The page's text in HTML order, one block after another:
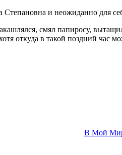
Степановна и неожиданно для
смял папиросу,
откуда в такой поздний час
В Мой